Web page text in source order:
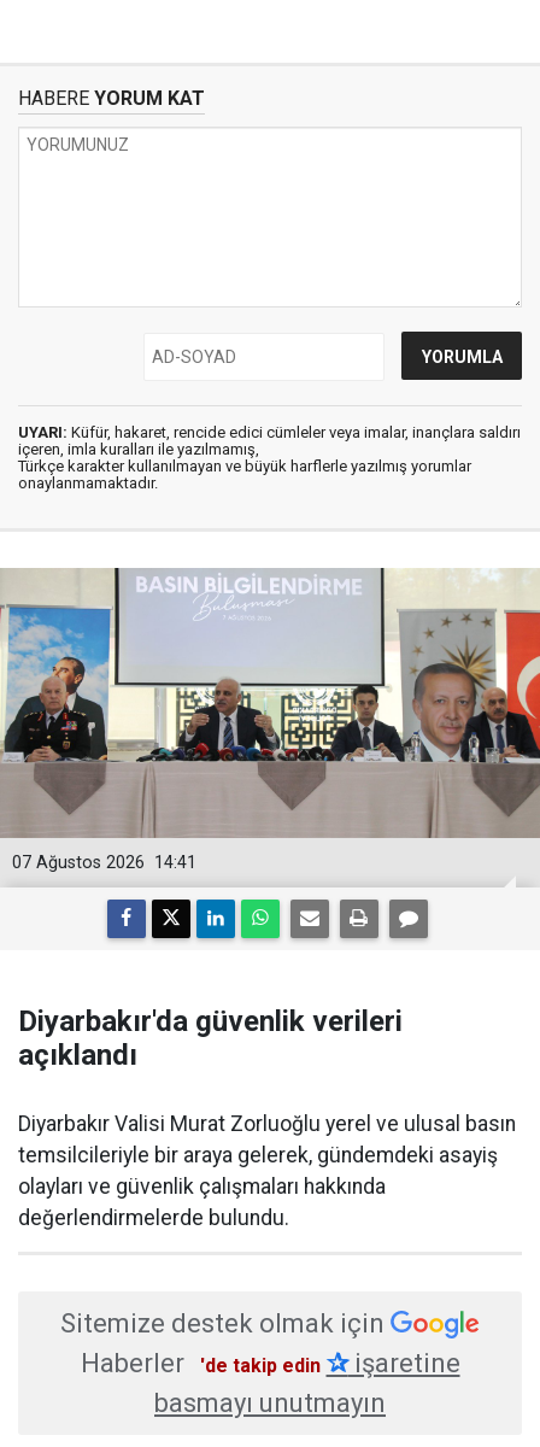
HABERE YORUM KAT
UYARI: Küfür, hakaret, rencide edici cümleler veya imalar, inançlara saldırı
içeren, imla kuralları ile yazılmamış,
Türkçe karakter kullanılmayan ve büyük harflerle yazılmış yorumlar
onaylanmamaktadır.
14:41
07 Ağustos 2026
Diyarbakır'da güvenlik verileri
açıklandı
Diyarbakır Valisi Murat Zorluoğlu yerel ve ulusal basın
temsilcileriyle bir araya gelerek, gündemdeki asayiş
olayları ve güvenlik çalışmaları hakkında
değerlendirmelerde bulundu.
Sitemize destek olmak için
Haberler
'de takip edin ✰işaretine
basmayı unutmayın